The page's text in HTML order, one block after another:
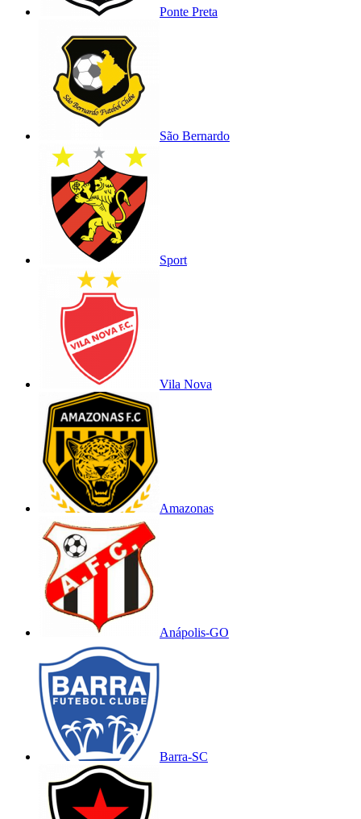
Ponte Preta
São Bernardo
Sport
Vila Nova
Amazonas
Anápolis-GO
Barra-SC